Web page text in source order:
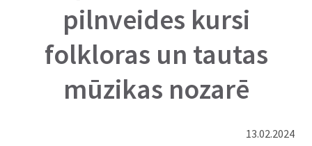
pilnveides kursi
folkloras un tautas
mūzikas nozarē
13.02.2024